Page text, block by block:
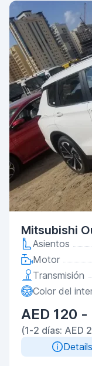
Mitsubishi
Asientos
Motor
Transmisión
Color del
AED 120
(1-2 días: AED
Details